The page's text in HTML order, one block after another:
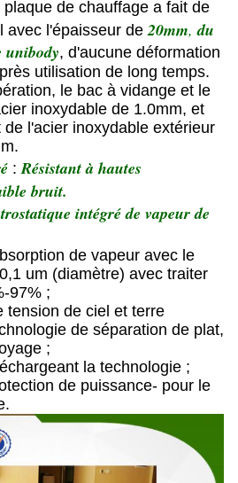
plaque de chauffage a fait de
avec l'épaisseur de20mm,du
unibody, d'aucune déformation
utilisation de long temps.
le bac à vidange et le
inoxydable de 1.0mm, et
de l'acier inoxydable extérieur
:Résistant à hautes
bruit.
intégré de vapeur de
de vapeur avec le
um (diamètre) avec traiter
97% ;
tension de ciel et terre
de séparation de plat,
;
la technologie ;
de puissance- pour le